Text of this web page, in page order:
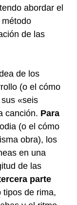
abordar el
de las
de los
(o el cómo
«seis
canción. Para
(o el cómo
obra), los
en una
de las
parte
tipos de rima,